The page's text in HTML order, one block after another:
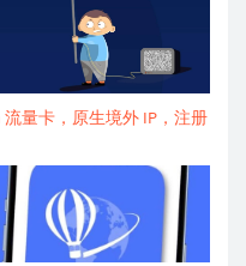
流量卡，原生境外 IP，注册